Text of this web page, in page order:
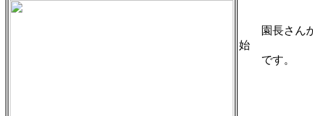
園長さんか
始
です。